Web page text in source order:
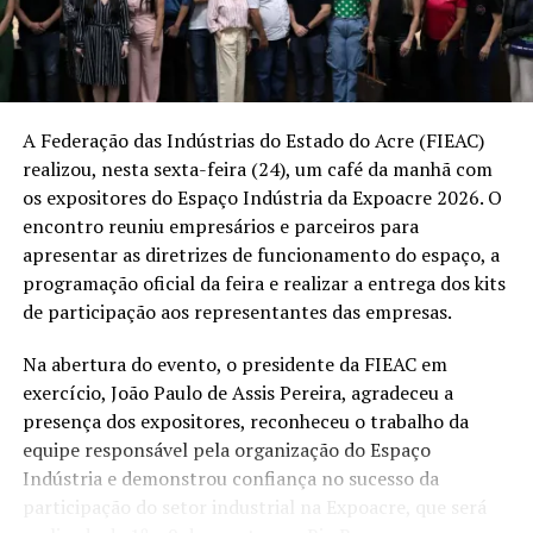
As inscrições para cada palestras, workshops e aulas
shows acontecem exclusivamente no dia do evento, a
partir de 60 minutos antes do início da atividade. As
vagas são limitadas e por ordem de chegada.
Paralelamente, durante todos os dias do evento, das
18h às 22h, o Senac oferece atendimentos permanentes
gratuitos de design de sobrancelhas, maquiagem,
massagem relaxante, tranças e penteados, além de
serviços de saúde como aferição de pressão arterial,
verificação de temperatura axilar e realização de testes
complexa, dos elevados custos de produção e das
dificuldades para competir com empresas instaladas nos
grandes centros do país”, destacou.
sua vontade de empreender. Pelo contrário,
fortaleceram sua capacidade de inovar, persistir e
acreditar na indústria como um instrumento de
transformação social.
“Essa honraria reforça a certeza de que vale a pena
perseverar e mostra que o Brasil cresce quando todas
as suas regiões têm oportunidades de produzir,
A Federação das Indústrias do Estado do Acre (FIEAC)
realizou, nesta sexta-feira (24), um café da manhã com
os expositores do Espaço Indústria da Expoacre 2026. O
encontro reuniu empresários e parceiros para
apresentar as diretrizes de funcionamento do espaço, a
programação oficial da feira e realizar a entrega dos kits
de participação aos representantes das empresas.
Na abertura do evento, o presidente da FIEAC em
exercício, João Paulo de Assis Pereira, agradeceu a
presença dos expositores, reconheceu o trabalho da
equipe responsável pela organização do Espaço
Indústria e demonstrou confiança no sucesso da
participação do setor industrial na Expoacre, que será